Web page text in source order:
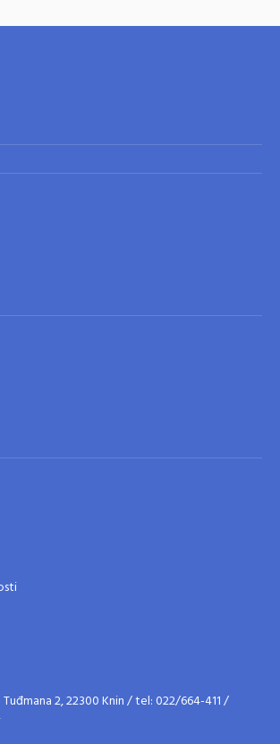
Tuđmana 2, 22300 Knin / tel: 022/664-411 /